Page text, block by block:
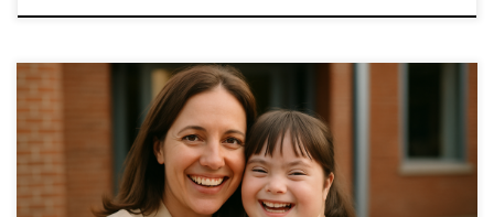
La Junta de Andalucía ofrece diversas ayudas y becas
dirigidas al alumnado con necesidades educativas
especiales (NEAE), con el fin de lograr igualdad en el
acceso a la educación y reducir las barreras provocadas